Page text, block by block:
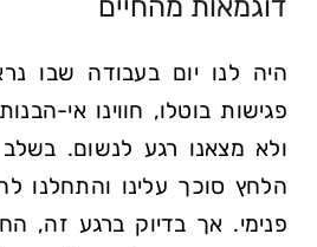
היה לנו יום בעבודה שבו
פגישות בוטלו, חווינו אי-
ולא מצאנו רגע לנשום.
הלחץ סוכך עלינו והתחלנו
פנימי. אך בדיוק ברגע זה,